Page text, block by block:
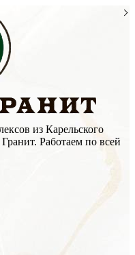
из Карельского
Работаем по всей